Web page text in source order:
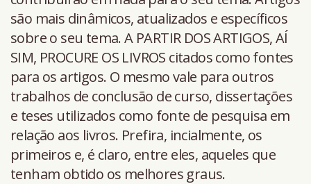
são mais dinâmicos, atualizados e específicos
sobre o seu tema. A PARTIR DOS ARTIGOS, AÍ
SIM, PROCURE OS LIVROS citados como fontes
para os artigos. O mesmo vale para outros
trabalhos de conclusão de curso, dissertações
e teses utilizados como fonte de pesquisa em
relação aos livros. Prefira, incialmente, os
primeiros e, é claro, entre eles, aqueles que
tenham obtido os melhores graus.